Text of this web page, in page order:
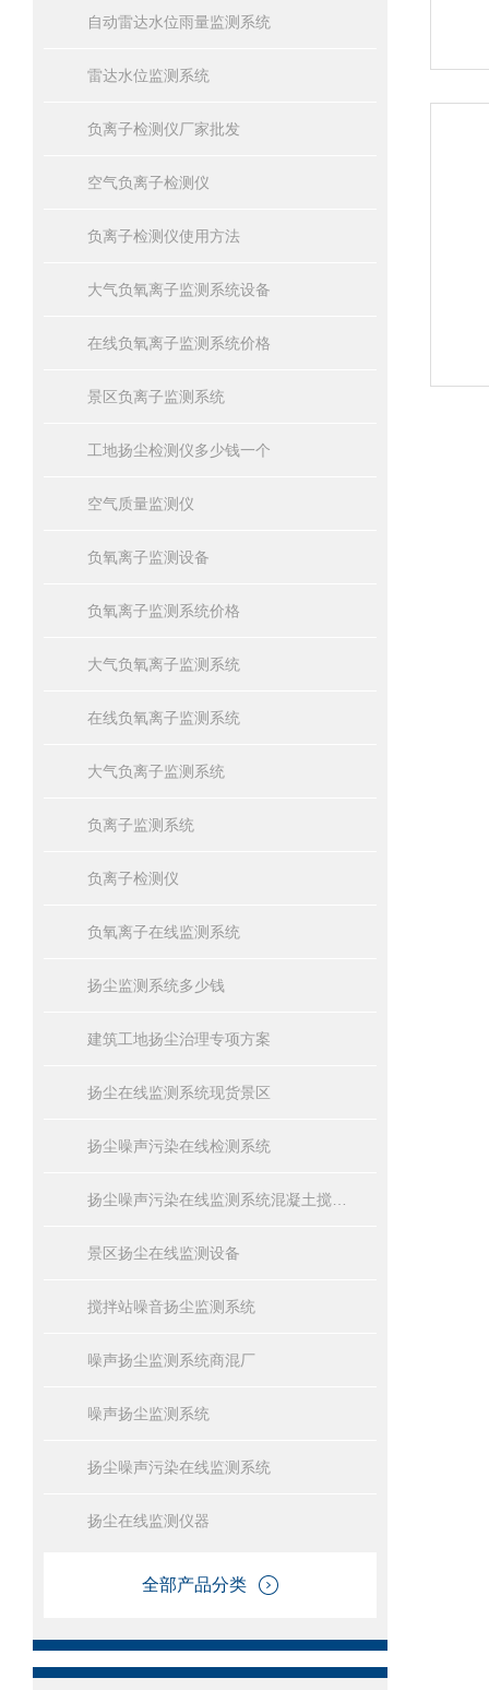
自动雷达水位雨量监测系统
雷达水位监测系统
负离子检测仪厂家批发
空气负离子检测仪
负离子检测仪使用方法
大气负氧离子监测系统设备
在线负氧离子监测系统价格
景区负离子监测系统
工地扬尘检测仪多少钱一个
空气质量监测仪
负氧离子监测设备
负氧离子监测系统价格
大气负氧离子监测系统
在线负氧离子监测系统
大气负离子监测系统
负离子监测系统
负离子检测仪
负氧离子在线监测系统
扬尘监测系统多少钱
建筑工地扬尘治理专项方案
扬尘在线监测系统现货景区
扬尘噪声污染在线检测系统
景区扬尘在线监测设备
搅拌站噪音扬尘监测系统
噪声扬尘监测系统商混厂
噪声扬尘监测系统
扬尘噪声污染在线监测系统
扬尘在线监测仪器
全部产品分类